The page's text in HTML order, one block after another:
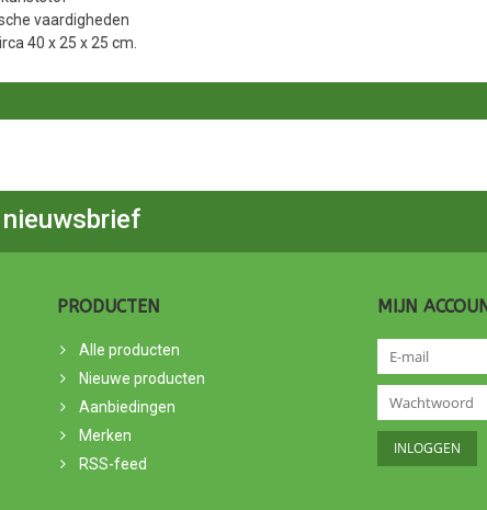
vaardigheden
40 x 25 x 25 cm.
PRODUCTEN
Alle producten
Nieuwe producten
Aanbiedingen
Merken
RSS-feed
MIJN